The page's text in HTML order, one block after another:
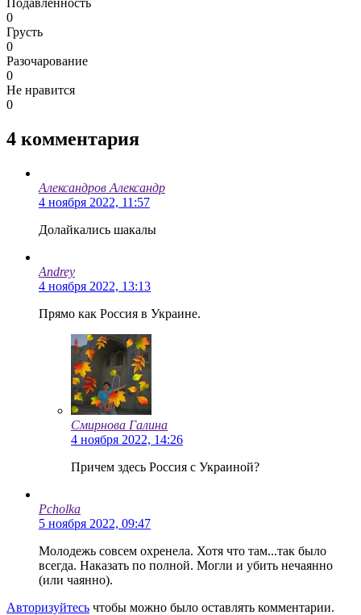
0
Грусть
0
Разочарование
0
Не нравится
0
4 комментария
Александров Александр
4 ноября 2022, 11:57
Долайкались шакалы
Andrey
4 ноября 2022, 13:13
Прямо как Россия в Украине.
Смирнова Галина
4 ноября 2022, 14:26
Причем здесь Россия с Украиной?
Pcholka
5 ноября 2022, 09:47
Молодежь совсем охренела. Хотя что там...так было
всегда. Наказать по полной. Могли и убить нечаянно
(или чаянно).
Авторизуйтесь чтобы можно было оставлять комментарии.